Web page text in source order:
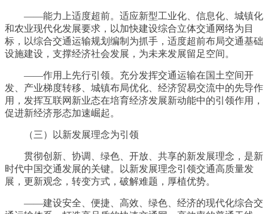
——能力上适度超前。适应新型工业化、信息化、城镇化
和农业现代化发展要求，以加快建设综合立体交通网络为目
标，以综合交通运输规划编制为抓手，适度超前布局交通基础
设施建设，支撑经济社会发展，为未来发展留足空间。
——作用上先行引领。充分发挥交通运输在国土空间开
发、产业梯度转移、城镇布局优化、经济贸易交流中的先导作
用，发挥互联网新业态在培育经济发展新动能中的引领作用，
促进新经济形态加速崛起。
（三）以新发展理念为引领
贯彻创新、协调、绿色、开放、共享的新发展理念，是新
时代中国交通发展的关键。以新发展理念引领交通高质量发
展，更新观念，转变方式，破解难题，厚植优势。
——建设安全、便捷、高效、绿色、经济的现代化综合交